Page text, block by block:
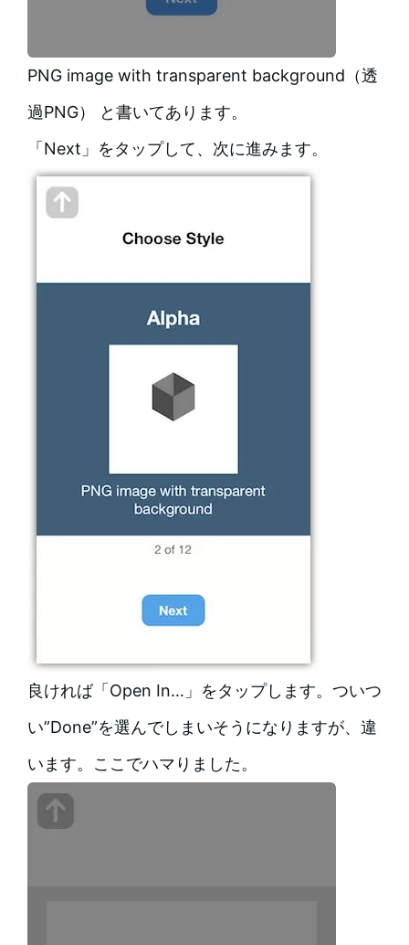
PNG image with transparent background（透
過PNG） と書いてあります。
「Next」をタップして、次に進みます。
良ければ「Open In…」をタップします。ついつ
い”Done”を選んでしまいそうになりますが、違
います。ここでハマりました。